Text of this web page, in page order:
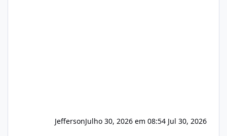
JeffersonJulho 30, 2026 em 08:54 Jul 30, 2026